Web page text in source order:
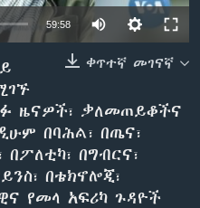
59:58
ቀጥተኛ መገናኛ
ዜናዎች፣ ቃለመጠይቆችና
በባሕል፣ በጤና፣
በግብርና፣
በቴክኖሎጂ፣
የመላ አፍሪካ ጉዳዮች